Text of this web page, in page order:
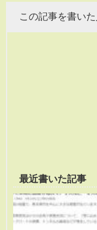
この記事を書いた
最近書いた記事